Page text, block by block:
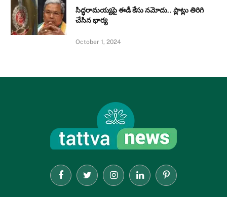
సిద్ధరామయ్యపై ఈడీ కేసు నమోదు.. ప్లాట్లు తిరిగి
చేసిన భార్య
October 1, 2024
FacebookTwitter InstagramLinkedInPinterest